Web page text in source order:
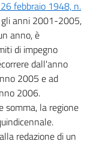
febbraio 1948, n.
anni 2001-2005,
anno, è
di impegno
dall'anno
2005 e ad
2006.
somma, la regione
redazione di un